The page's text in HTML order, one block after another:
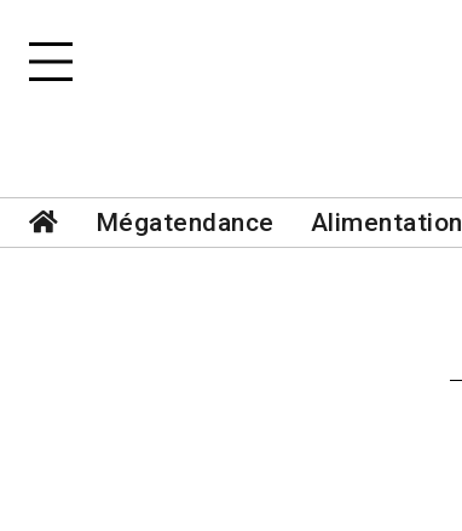
Mégatendance Alimentation